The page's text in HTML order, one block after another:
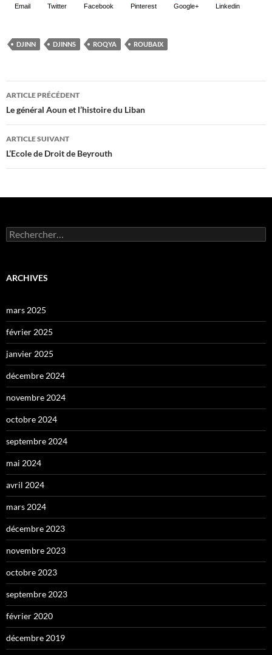
Email Twitter Facebook Pinterest Google+ Linkedin
DJINN DJINNS ROQYA ROUBAIX
Navigation
des
articles
ARTICLE PRÉCÉDENT
Le général Aoun et l’histoire du Liban
ARTICLE SUIVANT
L’Ecole de Droit de Beyrouth
Rechercher :
ARCHIVES
mars 2025
février 2025
janvier 2025
décembre 2024
novembre 2024
octobre 2024
septembre 2024
mai 2024
avril 2024
mars 2024
décembre 2023
novembre 2023
octobre 2023
septembre 2023
février 2020
décembre 2019